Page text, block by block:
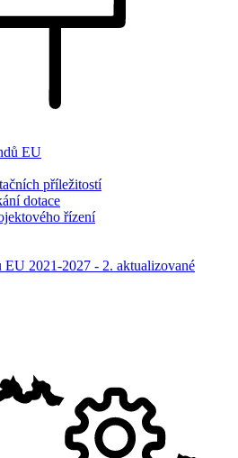
EU
příležitostí
dotace
řízení
EU 2021-2027 - 2. aktualizované